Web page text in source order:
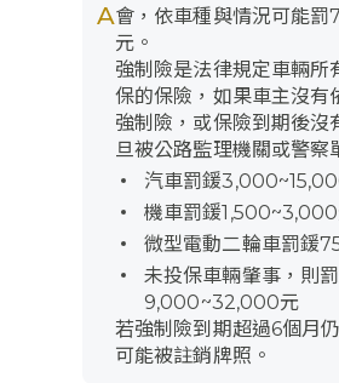
A會，依車種與情況可能
元。
強制險是法律規定車輛所
保的保險，如果車主沒有
強制險，或保險到期後沒
旦被公路監理機關或警察
汽車罰鍰
機車罰鍰
微型電動二輪車罰鍰
未投保車輛肇事，則
9,000~32,000元
若強制險到期超過6個月
可能被註銷牌照。